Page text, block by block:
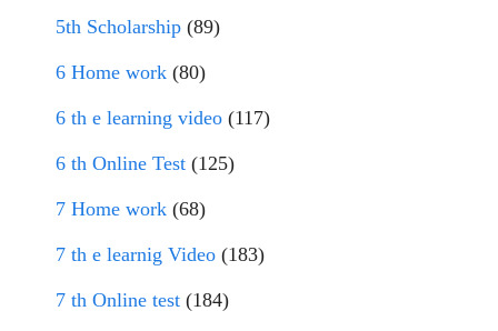
5th Scholarship (89)
6 Home work (80)
6 th e learning video (117)
6 th Online Test (125)
7 Home work (68)
7 th e learnig Video (183)
7 th Online test (184)